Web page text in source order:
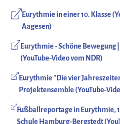
Eurythmie in einer 10. Klasse
Aagesen)
Eurythmie - Schöne Bewegung
(YouTube-Video vom NDR)
Eurythmie "Die vier
Projektensemble (YouTube-
Fußballreportage in Eurythmie,
Schule Hamburg-Bergstedt